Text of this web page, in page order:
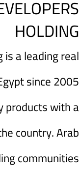
HOLDING
a leading real
since 2005
products with a
country. Arab
communities